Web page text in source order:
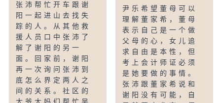
张沛帮忙开车跟谢
阳一起进山去找失
踪的人。从其他救
援人员口中张沛了
解了谢阳的另一
面。回家前，谢阳
再一次询问张沛到
底怎么界定两人之
间的关系。社区的
尹乐希望董母可以
理解董家希，董母
表示自己是一个做
父母的心，女儿追
求自由是本性，但
考上会计师证必须
是她要做的事情。
张沛跟董家希说和
谢阳没有可能，自